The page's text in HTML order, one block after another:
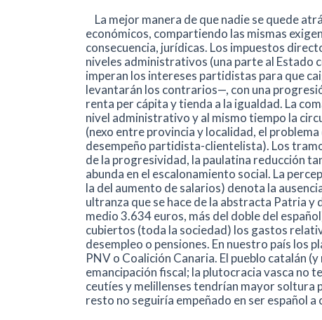
La mejor manera de que nadie se quede
económicos, compartiendo las mismas
consecuencia, jurídicas. Los impuestos
niveles administrativos (una parte al Estado
imperan los intereses partidistas para que
levantarán los contrarios—, con una
renta per cápita y tienda a la igualdad. La
nivel administrativo y al mismo tiempo la
(nexo entre provincia y localidad, el
desempeño partidista-clientelista). Los
de la progresividad, la paulatina reducción
abunda en el escalonamiento social. La
la del aumento de salarios) denota la
ultranza que se hace de la abstracta Patria y
medio 3.634 euros, más del doble del
cubiertos (toda la sociedad) los gastos
desempleo o pensiones. En nuestro país los
PNV o Coalición Canaria. El pueblo catalán
emancipación fiscal; la plutocracia vasca no
ceutíes y melillenses tendrían mayor soltura
resto no seguiría empeñado en ser español a